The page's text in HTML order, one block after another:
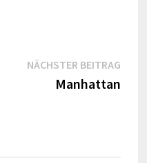
NÄCHSTER BEITRAG
Manhattan